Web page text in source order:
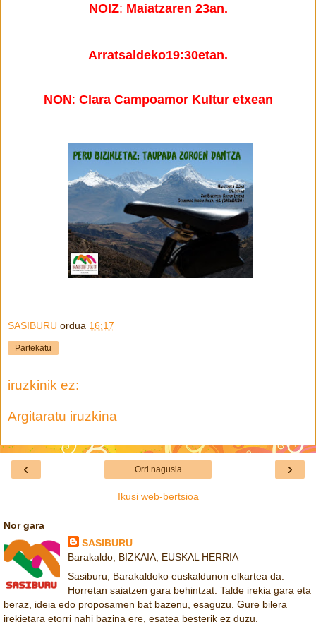
NOIZ: Maiatzaren 23an.
Arratsaldeko19:30etan.
NON: Clara Campoamor Kultur etxean
SASIBURU ordua 16:17
Partekatu
iruzkinik ez:
Argitaratu iruzkina
‹ ›
Orri nagusia
Ikusi web-bertsioa
Nor gara
SASIBURU
Barakaldo, BIZKAIA, EUSKAL HERRIA
Sasiburu, Barakaldoko euskaldunon elkartea da.
Horretan saiatzen gara behintzat. Talde irekia gara eta
beraz, ideia edo proposamen bat bazenu, esaguzu. Gure bilera
irekietara etorri nahi bazina ere, esatea besterik ez duzu.